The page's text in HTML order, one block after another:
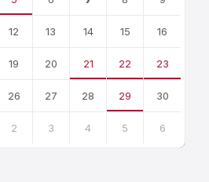
12 13 14 15 16
19 20 21 22 23
26 27 28 29 30
2 3 4 5 6